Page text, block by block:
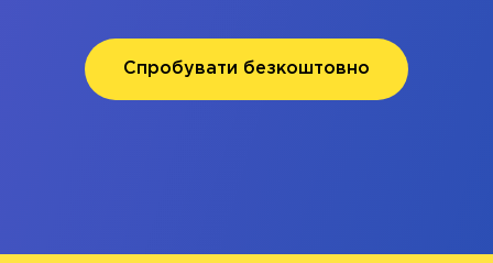
Спробувати безкоштовно